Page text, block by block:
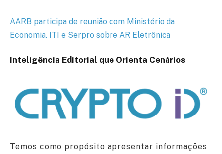
AARB participa de reunião com Ministério da
Economia, ITI e Serpro sobre AR Eletrônica
Inteligência Editorial que Orienta Cenários
Temos como propósito apresentar informações